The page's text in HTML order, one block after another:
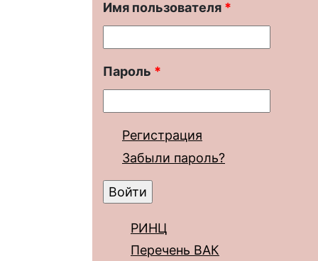
Имя пользователя *
Пароль *
Регистрация
Забыли пароль?
РИНЦ
Перечень ВАК